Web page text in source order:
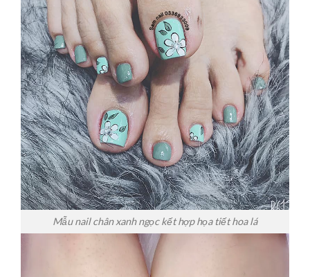
Mẫu nail chân xanh ngọc kết hợp họa tiết hoa lá